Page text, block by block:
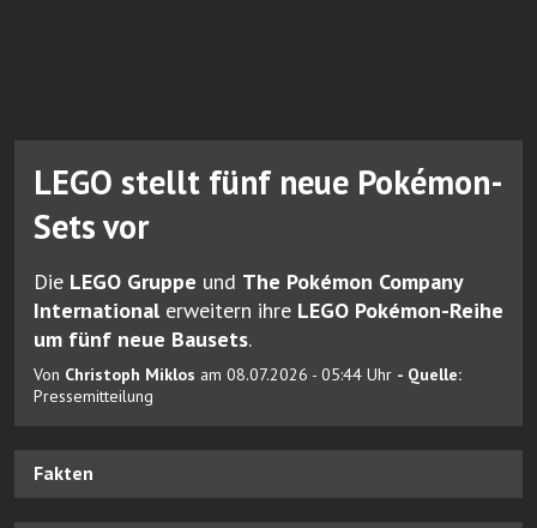
LEGO stellt fünf neue Pokémon-
Sets vor
Die LEGO Gruppe und The Pokémon Company
Internationalerweitern ihre LEGO Pokémon-Reihe
um fünf neue Bausets.
Von Christoph Miklos am 08.07.2026 - 05:44 Uhr - Quelle:
Pressemitteilung
Fakten